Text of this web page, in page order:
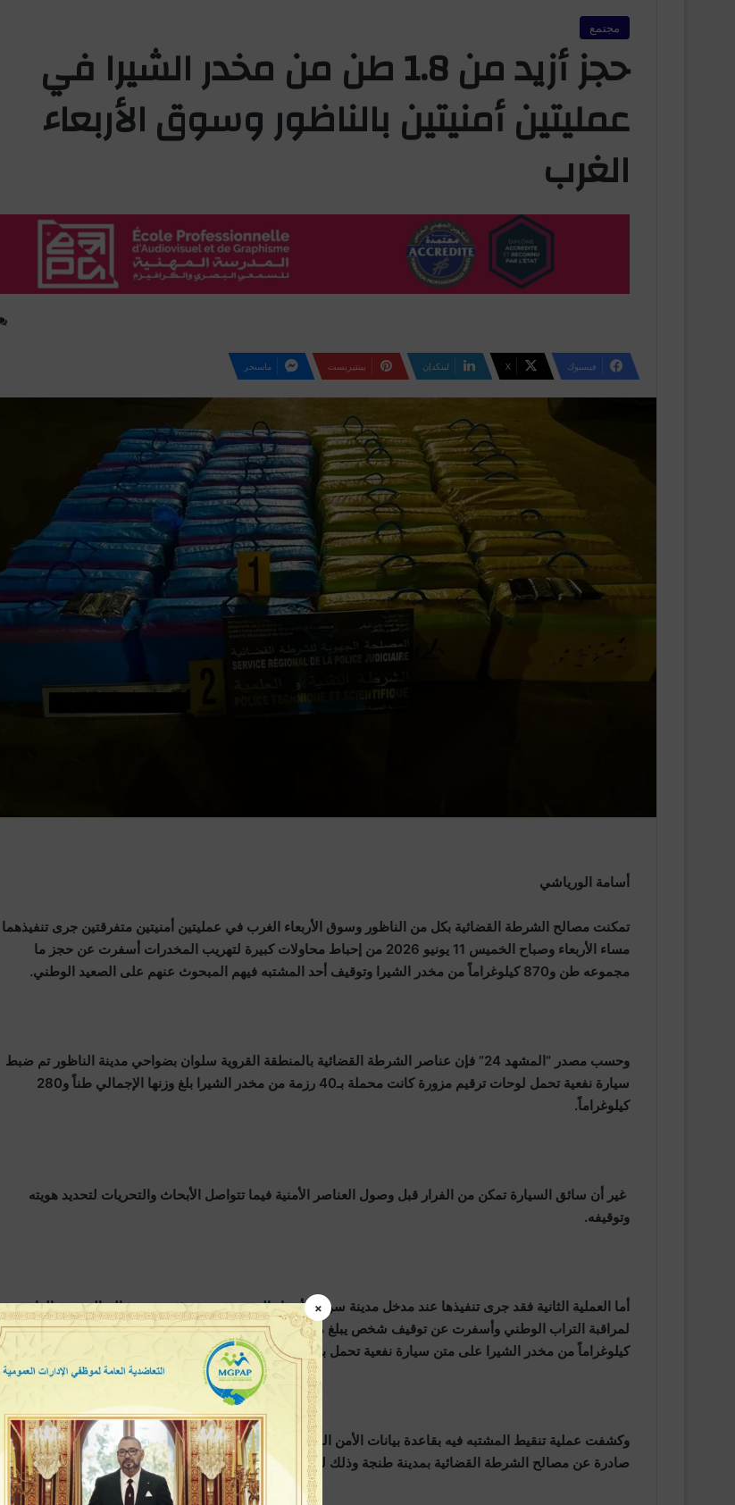
مجتمع
حجز أزيد من 1.8 طن من مخدر الشيرا في
عمليتين أمنيتين بالناظور وسوق الأربعاء
الغرب
فيسبوك ‫X لينكدإن بينتيريست ماسنجر
أسامة الورياشي
تمكنت مصالح الشرطة القضائية بكل من الناظور وسوق الأربعاء الغرب في عمليتين أمنيتين متفرقتين جرى تنفيذهما
مساء الأربعاء وصباح الخميس 11 يونيو 2026 من إحباط محاولات كبيرة لتهريب المخدرات أسفرت عن حجز ما
مجموعه طن و870 كيلوغراماً من مخدر الشيرا وتوقيف أحد المشتبه فيهم المبحوث عنهم على الصعيد الوطني.
وحسب مصدر “المشهد 24” فإن عناصر الشرطة القضائية بالمنطقة القروية سلوان بضواحي مدينة الناظور تم ضبط
سيارة نفعية تحمل لوحات ترقيم مزورة كانت محملة بـ40 رزمة من مخدر الشيرا بلغ وزنها الإجمالي طناً و280
كيلوغراماً.
غير أن سائق السيارة تمكن من الفرار قبل وصول العناصر الأمنية فيما تتواصل الأبحاث والتحريات لتحديد هويته
وتوقيفه.
أما العملية الثانية فقد جرى تنفيذها عند مدخل مدينة سوق الأربعاء الغرب بتنسيق وثيق مع مصالح المديرية العامة
لمراقبة التراب الوطني وأسفرت عن توقيف شخص يبلغ من العمر 31 سنة ضبط في حالة تلبس بحيازة وتهريب 590
كيلوغراماً من مخدر الشيرا على متن سيارة نفعية تحمل بدورها لوحات ترقيم مزورة.
وكشفت عملية تنقيط المشتبه فيه بقاعدة بيانات الأمن الوطني أنه يشكل موضوع مذكرة بحث على الصعيد الوطني
صادرة عن مصالح الشرطة القضائية بمدينة طنجة وذلك للاشتباه في تورطه في قضايا مرتبطة بجرائم مالية.
×